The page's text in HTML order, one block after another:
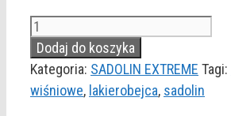
ilość
SADOLIN
EXTREME
0,75L
Dodaj do koszyka
Kategoria: SADOLIN EXTREME Tagi:
wiśniowe, lakierobejca, sadolin